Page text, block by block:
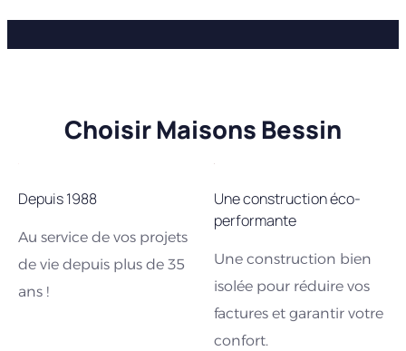
Choisir Maisons Bessin
Depuis 1988
Au service de vos projets
de vie depuis plus de 35
ans !
Une construction éco-
performante
Une construction bien
isolée pour réduire vos
factures et garantir votre
confort.